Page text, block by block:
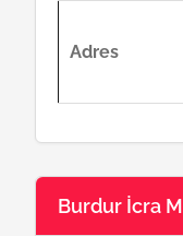
Adres
Burdur İcra